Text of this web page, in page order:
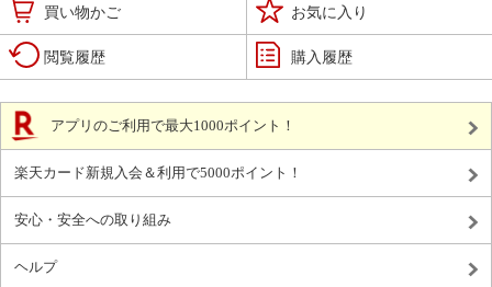
買い物かご お気に入り
閲覧履歴 購入履歴
アプリのご利用で最大1000ポイント！
楽天カード新規入会＆利用で5000ポイント！
安心・安全への取り組み
ヘルプ